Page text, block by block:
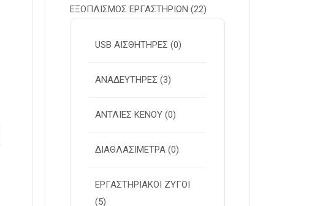
ΕΞΟΠΛΙΣΜΟΣ ΕΡΓΑΣΤΗΡΙΩΝ (22)
USB ΑΙΣΘΗΤΗΡΕΣ (0)
ΑΝΑΔΕΥΤΗΡΕΣ (3)
ΑΝΤΛΙΕΣ ΚΕΝΟΥ (0)
ΔΙΑΘΛΑΣΙΜΕΤΡΑ (0)
ΕΡΓΑΣΤΗΡΙΑΚΟΙ ΖΥΓΟΙ
(5)